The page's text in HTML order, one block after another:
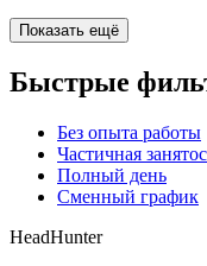
Показать ещё
Быстрые
Без опыта работы
Частичная
Полный день
Сменный график
HeadHunter